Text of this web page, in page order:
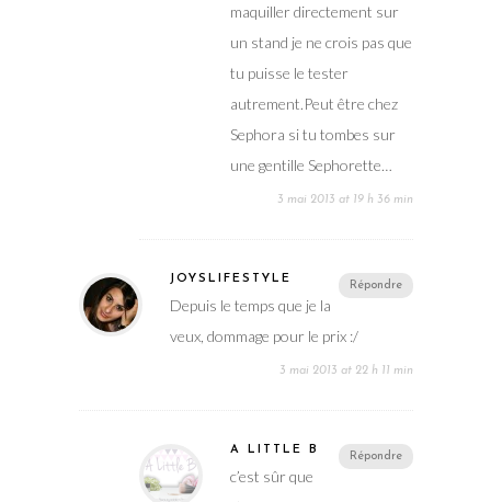
maquiller directement sur
un stand je ne crois pas que
tu puisse le tester
autrement.Peut être chez
Sephora si tu tombes sur
une gentille Sephorette…
3 mai 2013 at 19 h 36 min
Répondre
JOYSLIFESTYLE
Depuis le temps que je la
veux, dommage pour le prix :/
3 mai 2013 at 22 h 11 min
Répondre
A LITTLE B
c’est sûr que